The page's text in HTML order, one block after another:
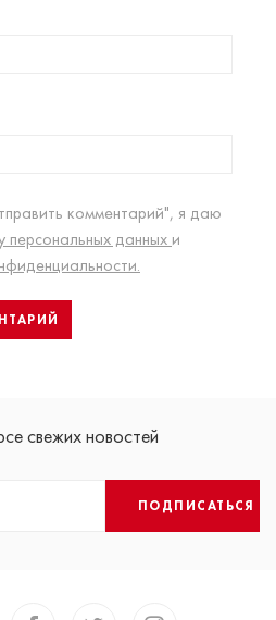
комментарий", я даю
персональных данных и
свежих новостей
ПОДПИСАТЬСЯ